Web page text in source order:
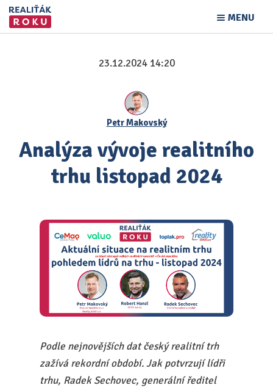
MENU
23.12.2024 14:20
Petr Makovský
Analýza vývoje realitního
trhu listopad 2024
Podle nejnovějších dat český realitní trh
zažívá rekordní období. Jak potvrzují lídři
trhu, Radek Sechovec, generální ředitel